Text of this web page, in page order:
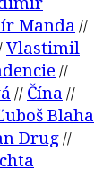
Manda //
Vlastimil
//
// Čína //
Blaha
Drug//